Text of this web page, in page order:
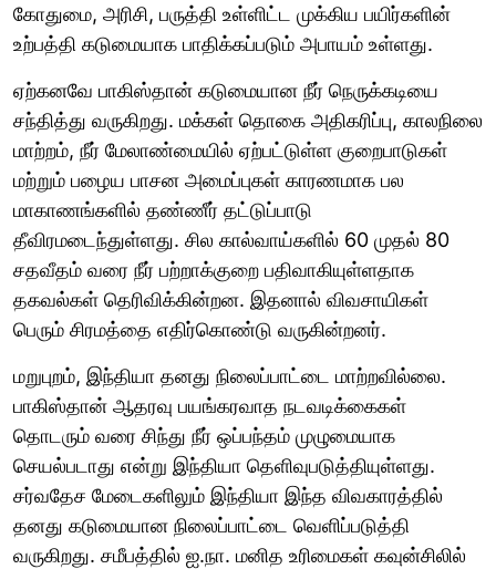
கோதுமை, அரிசி, பருத்தி உள்ளிட்ட முக்கிய பயிர்களின்
உற்பத்தி கடுமையாக பாதிக்கப்படும் அபாயம் உள்ளது.
ஏற்கனவே பாகிஸ்தான் கடுமையான நீர் நெருக்கடியை
சந்தித்து வருகிறது. மக்கள் தொகை அதிகரிப்பு, காலநிலை
மாற்றம், நீர் மேலாண்மையில் ஏற்பட்டுள்ள குறைபாடுகள்
மற்றும் பழைய பாசன அமைப்புகள் காரணமாக பல
மாகாணங்களில் தண்ணீர் தட்டுப்பாடு
தீவிரமடைந்துள்ளது. சில கால்வாய்களில் 60 முதல் 80
சதவீதம் வரை நீர் பற்றாக்குறை பதிவாகியுள்ளதாக
தகவல்கள் தெரிவிக்கின்றன. இதனால் விவசாயிகள்
பெரும் சிரமத்தை எதிர்கொண்டு வருகின்றனர்.
மறுபுறம், இந்தியா தனது நிலைப்பாட்டை மாற்றவில்லை.
பாகிஸ்தான் ஆதரவு பயங்கரவாத நடவடிக்கைகள்
தொடரும் வரை சிந்து நீர் ஒப்பந்தம் முழுமையாக
செயல்படாது என்று இந்தியா தெளிவுபடுத்தியுள்ளது.
சர்வதேச மேடைகளிலும் இந்தியா இந்த விவகாரத்தில்
தனது கடுமையான நிலைப்பாட்டை வெளிப்படுத்தி
வருகிறது. சமீபத்தில் ஐ.நா. மனித உரிமைகள் கவுன்சிலில்